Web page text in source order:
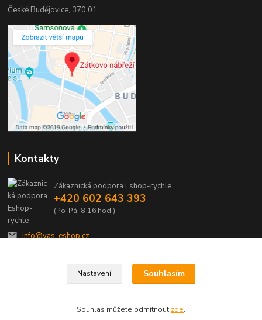
České Budějovice, 370 01
Kontakty
Zákaznická podpora Eshop-rychle
+420 602 643 393
(Po-Pá, 8-16 hod.)
info@vas-eshop.cz
Nastavení Souhlasím
Souhlas můžete odmítnout zde.